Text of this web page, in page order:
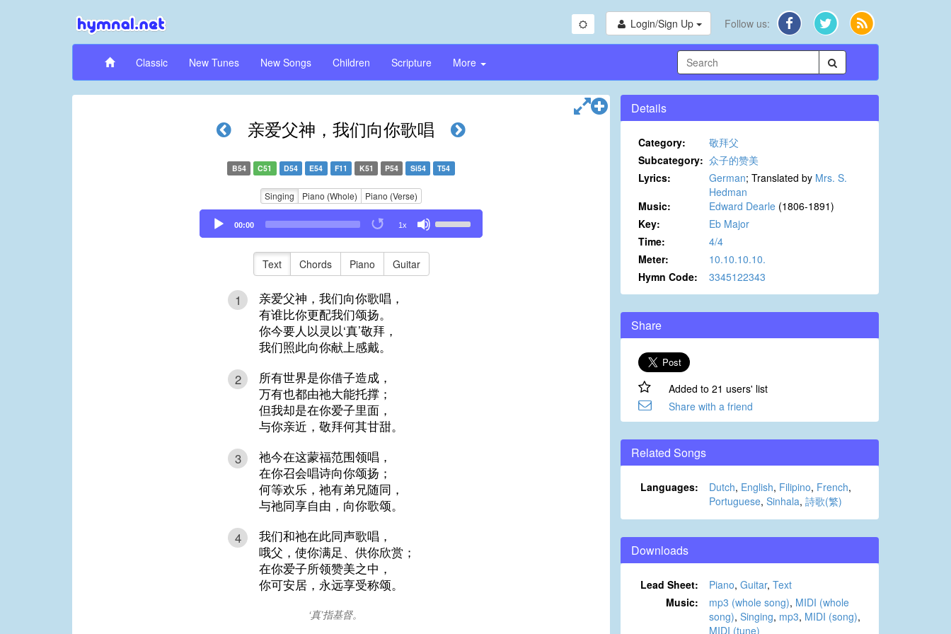
Login/Sign Up Follow us:
Classic New Tunes New Songs Children Scripture More
亲爱父神，我们向你歌唱
B54 C51 D54 E54 F11 K51 P54 Si54 T54
Singing Piano (Whole) Piano (Verse)
Audio
Player
00:00 1x
Up/Down
Text Chords Piano Guitar
1
亲爱父神，我们向你歌唱，
有谁比你更配我们颂扬。
你今要人以灵以‘真’敬拜，
我们照此向你献上感戴。
2
所有世界是你借子造成，
万有也都由祂大能托撑；
但我却是在你爱子里面，
与你亲近，敬拜何其甘甜。
3
祂今在这蒙福范围领唱，
在你召会唱诗向你颂扬；
何等欢乐，祂有弟兄随同，
与祂同享自由，向你歌颂。
4
我们和祂在此同声歌唱，
哦父，使你满足、供你欣赏；
在你爱子所领赞美之中，
你可安居，永远享受称颂。
‘真’指基督。
Details
Category:
敬拜父
Subcategory: 众子的赞美
Lyrics:
German; Translated by Mrs. S.
Hedman
Music:
Edward Dearle (1806-1891)
Key:
Eb Major
Time:
4/4
Meter:
10.10.10.10.
Hymn Code:
3345122343
Share
Added to 21 users' list
Share with a friend
Related Songs
Languages: Dutch, English, Filipino, French,
Portuguese, Sinhala, 詩歌(繁)
Downloads
Lead Sheet: Piano, Guitar, Text
Music:
mp3 (whole song), MIDI (whole
song), Singing, mp3, MIDI (song),
MIDI (tune)